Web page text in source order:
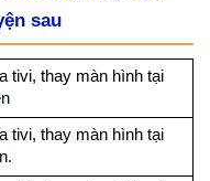
sau
tivi, thay màn hình tại
tivi, thay màn hình tại
.